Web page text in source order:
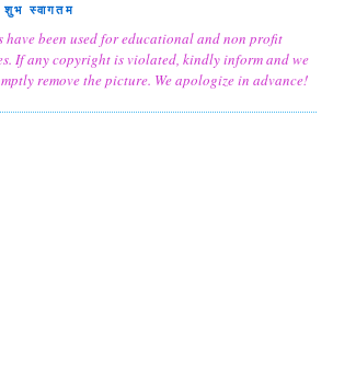
शुभ स्वागतम
have been used for educational and non profit
If any copyright is violated, kindly inform and we
remove the picture. We apologize in advance!